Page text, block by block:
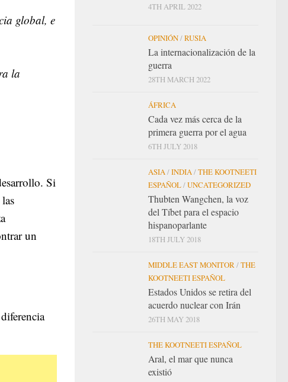
global, e
la
Si
un
4TH APRIL 2022
OPINIÓN/RUSIA
La internacionalización de la
guerra
28TH MARCH 2022
ÁFRICA
Cada vez más cerca de la
primera guerra por el agua
6TH JULY 2018
ASIA/INDIA/THE KOOTNEETI
ESPAÑOL/UNCATEGORIZED
Thubten Wangchen, la voz
del Tíbet para el espacio
hispanoparlante
18TH JULY 2018
MIDDLE EAST MONITOR/THE
KOOTNEETI ESPAÑOL
Estados Unidos se retira del
acuerdo nuclear con Irán
26TH MAY 2018
THE KOOTNEETI ESPAÑOL
Aral, el mar que nunca
existió